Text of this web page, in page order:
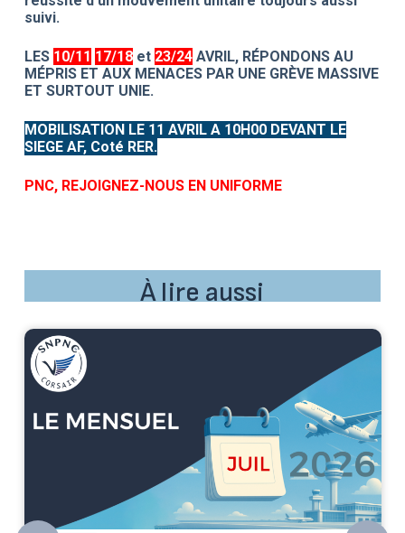
suivi.
LES 10/11 17/18et 23/24AVRIL, RÉPONDONS AU
MÉPRIS ET AUX MENACES PAR UNE GRÈVE MASSIVE
ET SURTOUT UNIE.
MOBILISATION LE 11 AVRIL A 10H00 DEVANT LE
SIEGE AF, Coté RER.
PNC, REJOIGNEZ-NOUS EN UNIFORME
À lire aussi